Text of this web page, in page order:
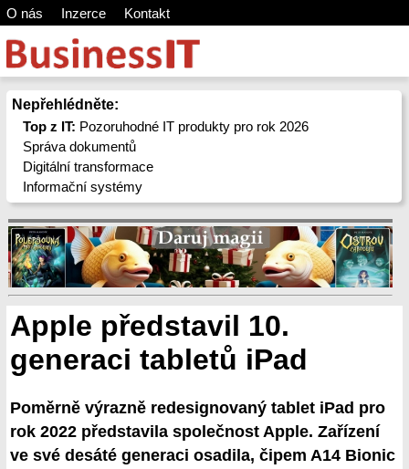
O nás Inzerce Kontakt
Nepřehlédněte:
Top z IT: Pozoruhodné IT produkty pro rok 2026
Správa dokumentů
Digitální transformace
Informační systémy
Apple představil 10.
generaci tabletů iPad
Poměrně výrazně redesignovaný tablet iPad pro
rok 2022 představila společnost Apple. Zařízení
ve své desáté generaci osadila, čipem A14 Bionic